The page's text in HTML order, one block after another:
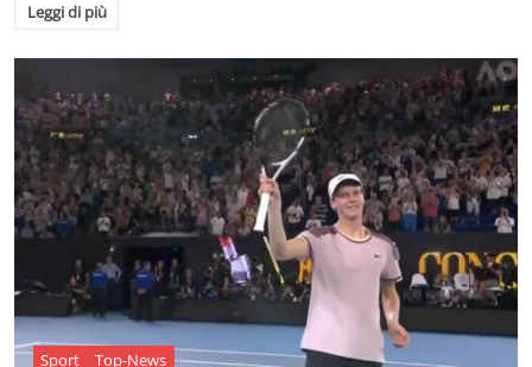
Leggi di più
Sport Top-News